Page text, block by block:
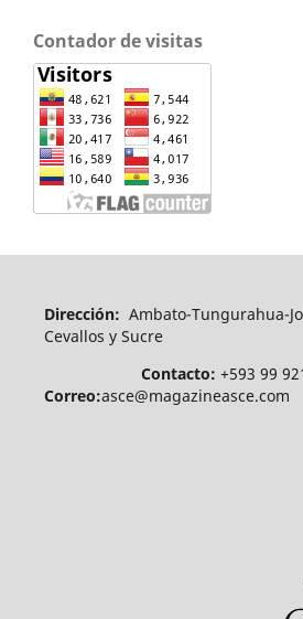
Contador de visitas
Dirección: Ambato-Tungurahua-
Cevallos y Sucre
Contacto: +593 99
Correo:asce@magazineasce.com